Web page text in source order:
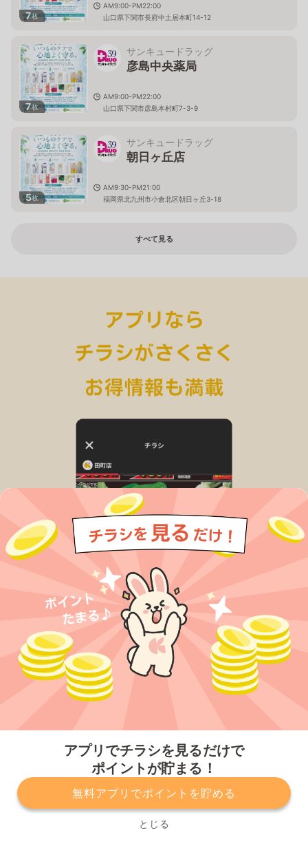
アプリでチラシを見るだけで
ポイントが貯まる！
無料アプリでポイントを貯める
とじる
7枚
AM9:00-PM22:00
山口県下関市長府中土居本町14-12
7枚
サンキュードラッグ
彦島中央薬局
AM9:00-PM22:00
山口県下関市彦島本村町7-3-9
5枚
サンキュードラッグ
朝日ヶ丘店
AM9:30-PM21:00
福岡県北九州市小倉北区朝日ヶ丘3-18
すべて見る
プライバシーポリシー 利用規約
運営会社
サービスに関してのお問い合わせ